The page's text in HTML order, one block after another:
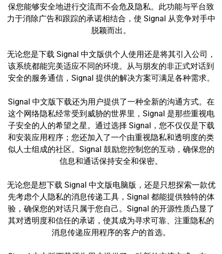
保您能够安全地进行交流而不会危及隐私。此功能与平台致
力于消除广告和跟踪的承诺相结合，使 Signal 从竞争对手中
脱颖而出。
无论您是下载 Signal 中文版供个人使用还是将其引入公司，
该系统都能完美适应不同的环境。从与朋友的非正式对话到
安全的服务通信，Signal 提供的解决方案可满足各种需求。
Signal 中文版下载还为用户提供了一种全新的沟通方式。在
这个网络隐私经常受到威胁的世界里，Signal 是那些重视电
子安全的人的希望之星。通过选择 Signal，您不仅仅是下载
和安装应用程序；您还加入了一个由重视隐私和透明度的类
似人士组成的社区。Signal 鼓励您控制您的互动，确保您的
信息和通话保持安全和保密。
无论您是想下载 Signal 中文版电脑版，还是只想探索一款优
先考虑个人隐私的消息传递工具，Signal 都能提供独特的体
验，确保您的对话只属于您自己。Signal 的开源性质凸显了
其对透明度和信任的承诺，使其成为寻求可靠、注重隐私的
消息传递应用程序的客户的首选。